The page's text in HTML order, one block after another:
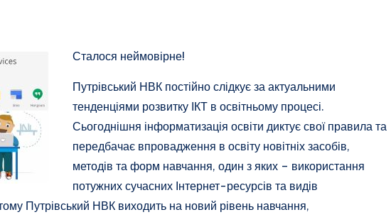
Сталося неймовірне!
Путрівський НВК постійно слідкує за актуальними
тенденціями розвитку ІКТ в освітньому процесі.
Сьогоднішня інформатизація освіти диктує свої правила та
передбачає впровадження в освіту новітніх засобів,
методів та форм навчання, один з яких – використання
потужних сучасних Інтернет-ресурсів та видів
Путрівський НВК виходить на новий рівень навчання,